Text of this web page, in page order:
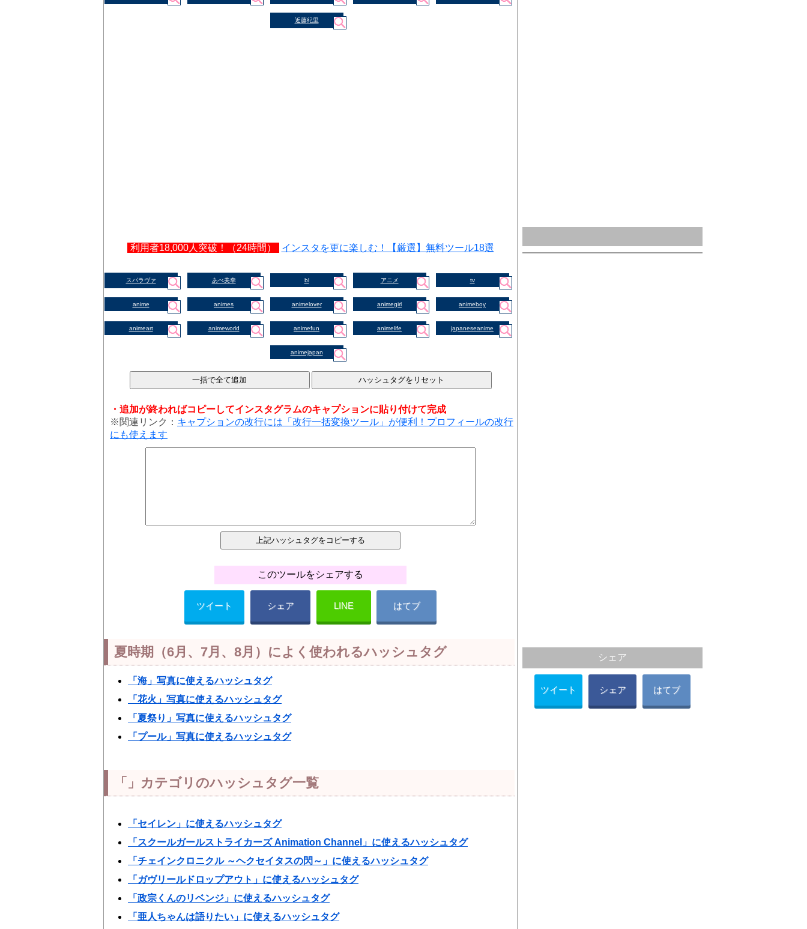
近藤紀里
利用者18,000人突破！（24時間） インスタを更に楽しむ！【厳選】無料ツール18選
スパラヴァ あべ美幸 bl アニメ tv
anime animes animelover animegirl animeboy
animeart animeworld animefun animelife japaneseanime
animejapan
・追加が終わればコピーしてインスタグラムのキャプションに貼り付けて完成
※関連リンク： キャプションの改行には「改行一括変換ツール」が便利！プロフィールの改行
にも使えます
このツールをシェアする
ツイート シェア LINE はてブ
夏時期（6月、7月、8月）によく使われるハッシュタグ
「海」写真に使えるハッシュタグ
「花火」写真に使えるハッシュタグ
「夏祭り」写真に使えるハッシュタグ
「プール」写真に使えるハッシュタグ
「」カテゴリのハッシュタグ一覧
「セイレン」に使えるハッシュタグ
「スクールガールストライカーズ Animation Channel」に使えるハッシュタグ
「チェインクロニクル ～ヘクセイタスの閃～」に使えるハッシュタグ
「ガヴリールドロップアウト」に使えるハッシュタグ
「政宗くんのリベンジ」に使えるハッシュタグ
「亜人ちゃんは語りたい」に使えるハッシュタグ
シェア
ツイート シェア はてブ